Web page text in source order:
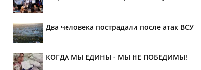
Два человека пострадали после атак ВСУ
КОГДА МЫ ЕДИНЫ - МЫ НЕ ПОБЕДИМЫ!